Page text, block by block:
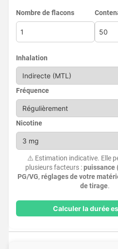
Nombre de flacons
Inhalation
Fréquence
Nicotine
⚠️ Estimation indicative. Elle
plusieurs facteurs :puissance
PG/VG,réglages de votre
de tirage.
Calculer la durée